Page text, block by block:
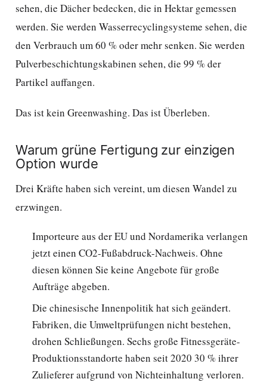
sehen, die Dächer bedecken, die in Hektar gemessen
werden. Sie werden Wasserrecyclingsysteme sehen, die
den Verbrauch um 60 % oder mehr senken. Sie werden
Pulverbeschichtungskabinen sehen, die 99 % der
Partikel auffangen.
Das ist kein Greenwashing. Das ist Überleben.
Warum grüne Fertigung zur einzigen
Option wurde
Drei Kräfte haben sich vereint, um diesen Wandel zu
erzwingen.
Importeure aus der EU und Nordamerika verlangen
jetzt einen CO2-Fußabdruck-Nachweis. Ohne
diesen können Sie keine Angebote für große
Aufträge abgeben.
Die chinesische Innenpolitik hat sich geändert.
Fabriken, die Umweltprüfungen nicht bestehen,
drohen Schließungen. Sechs große Fitnessgeräte-
Produktionsstandorte haben seit 2020 30 % ihrer
Zulieferer aufgrund von Nichteinhaltung verloren.